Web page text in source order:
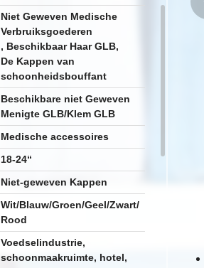
Niet Geweven Medische
Verbruiksgoederen
, Beschikbaar Haar GLB,
De Kappen van
schoonheidsbouffant
Beschikbare niet Geweven
Menigte GLB/Klem GLB
Medische accessoires
18-24“
Niet-geweven Kappen
Wit/Blauw/Groen/Geel/Zwart/
Rood
Voedselindustrie,
schoonmaakruimte, hotel,